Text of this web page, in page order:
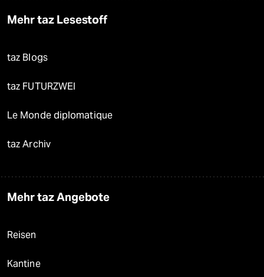
Mehr taz Lesestoff
taz Blogs
taz FUTURZWEI
Le Monde diplomatique
taz Archiv
Mehr taz Angebote
Reisen
Kantine